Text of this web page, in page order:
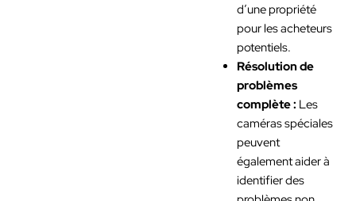
d’une propriété
pour les acheteurs
potentiels.
Résolution de
problèmes
complète : Les
caméras spéciales
peuvent
également aider à
identifier des